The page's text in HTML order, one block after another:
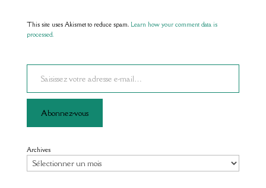
This site uses Akismet to reduce spam. Learn how your comment data is
processed.
Saisissez votre adresse e-mail…
Abonnez-vous
Archives